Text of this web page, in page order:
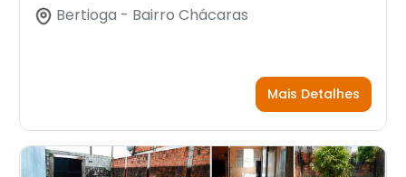
Bertioga - Bairro Chácaras
Mais Detalhes